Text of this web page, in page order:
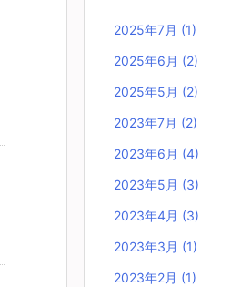
2025年7月 (1)
2025年6月 (2)
2025年5月 (2)
2023年7月 (2)
2023年6月 (4)
2023年5月 (3)
2023年4月 (3)
2023年3月 (1)
2023年2月 (1)